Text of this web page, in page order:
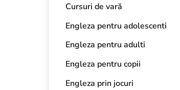
Cursuri de vară
Engleza pentru adolescenti
Engleza pentru adulti
Engleza pentru copii
Engleza prin jocuri